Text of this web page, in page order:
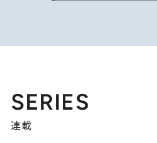
SERIES
連載